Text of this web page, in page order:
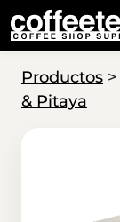
Productos >
& Pitaya